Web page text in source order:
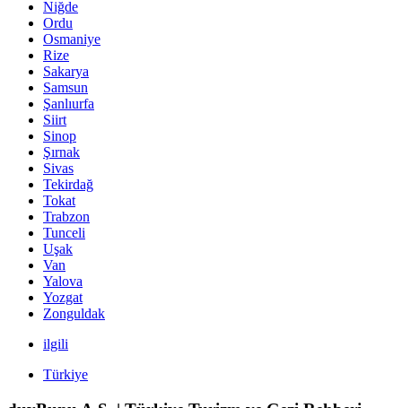
Niğde
Ordu
Osmaniye
Rize
Sakarya
Samsun
Şanlıurfa
Siirt
Sinop
Şırnak
Sivas
Tekirdağ
Tokat
Trabzon
Tunceli
Uşak
Van
Yalova
Yozgat
Zonguldak
ilgili
Türkiye